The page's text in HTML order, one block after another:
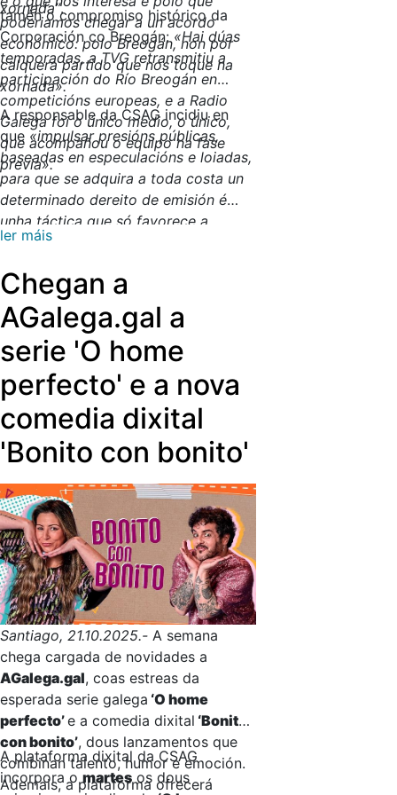
xornada”.
poderiamos chegar a un acordo
económico: polo Breogán, non por
calquera partido que nos toque na
xornada».
tamén o compromiso histórico da
Corporación co Breogán:«Hai dúas
temporadas, a TVG retransmitiu a
participación do Río Breogán en
competicións europeas, e a Radio
Galega foi o único medio, o único,
que acompañou o equipo na fase
previa».
A responsable da CSAG incidiu en
que «impulsar presións públicas,
baseadas en especulacións e loiadas,
para que se adquira a toda costa un
determinado dereito de emisión é
unha táctica que só favorece a
posición do vendedor e debilita a do
público, en detrimento do interese
xeral»
, recalcou. E concluíu:
que existan dereitos dispoñibles e
condicións orzamentarias asumibles,
a TVG amosará interese en ofrecer
estes contidos en aberto, e de balde,
para todos os galegos».
ler máis
Chegan a
AGalega.gal a
serie 'O home
perfecto' e a nova
comedia dixital
'Bonito con bonito'
Santiago, 21.10.2025.- A semana
chega cargada de novidades a
AGalega.gal, coas estreas da
esperada serie galega ‘O home
perfecto’e a comedia dixital ‘Bonito
con bonito’, dous lanzamentos que
combinan talento, humor e emoción.
Ademais, a plataforma ofrecerá
A plataforma dixital da CSAG
incorpora o martes os dous